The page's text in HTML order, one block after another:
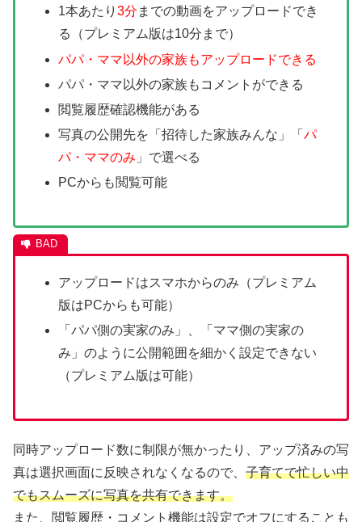
1本あたり3分 までの動画をアップロードでき
る（プレミアム版は10分まで）
パパ・ママ以外の家族もアップロードできる
パパ・ママ以外の家族もコメントができる
閲覧履歴確認機能がある
写真の公開先を「招待した家族みんな」「パ
パ・ママのみ 」で選べる
PCからも閲覧可能
アップロードはスマホからのみ（プレミアム
版はPCからも可能）
「パパ側の実家のみ」、「ママ側の実家の
み」のように公開範囲を細かく設定できない
（プレミアム版は可能）
同時アップロード数に制限が無かったり、アップ済みの写
真は選択画面に反映されなくなるので、 子育てで忙しい中
でもスムーズに写真を共有できます。
また、閲覧履歴・コメント機能は設定でオフにすることも